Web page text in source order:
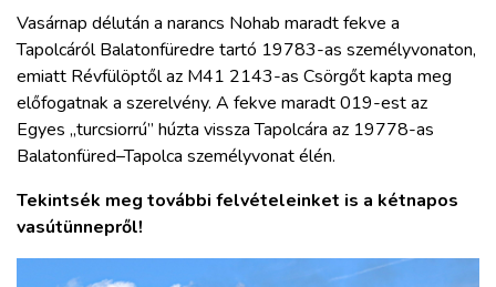
Vasárnap délután a narancs Nohab maradt fekve a
Tapolcáról Balatonfüredre tartó 19783-as személyvonaton,
emiatt Révfülöptől az M41 2143-as Csörgőt kapta meg
előfogatnak a szerelvény. A fekve maradt 019-est az
Egyes „turcsiorrú” húzta vissza Tapolcára az 19778-as
Balatonfüred–Tapolca személyvonat élén.
Tekintsék meg további felvételeinket is a kétnapos
vasútünnepről!